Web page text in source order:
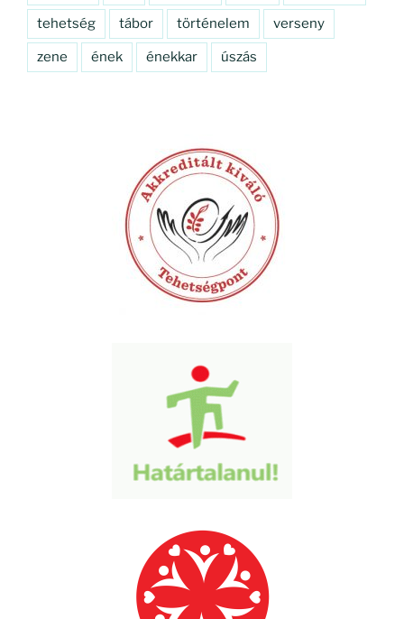
tehetség tábor történelem verseny
zene ének énekkar úszás